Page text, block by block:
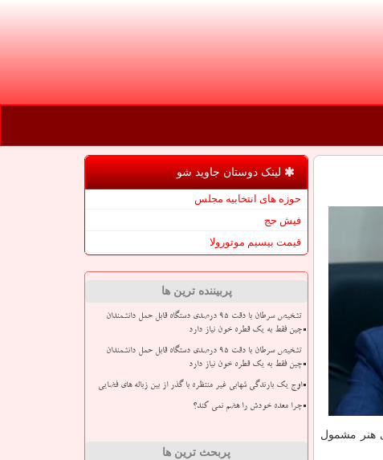
صندوق اعتباری هنر مشمول
لینک دوستان جاوید شو
حوزه های انتخابیه مجلس
فیش حج
قیمت بیسیم موتورولا
پربیننده ترین ها
تشخیص سرطان با دقت ۹۵ درصدی دستگاه قابل حمل دانشمندان
چین فقط به یک قطره خون نیاز دارد
تشخیص سرطان با دقت ۹۵ درصدی دستگاه قابل حمل دانشمندان
چین فقط به یک قطره خون نیاز دارد
اوج یک بارندگی شهابی غیر منتظره با گذر از بین زباله های فضایی
چرا معده خودش را هضم نمی کند؟
پربحث ترین ها